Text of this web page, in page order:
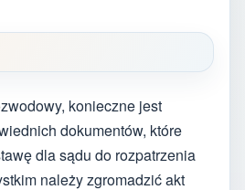
konieczne jest
dokumentów, które
dla sądu do rozpatrzenia
należy zgromadzić akt